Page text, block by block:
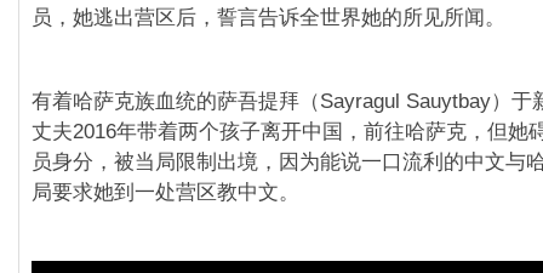
员，她逃出营区后，誓言告诉全世界她的所见所闻。
有着哈萨克族血统的萨吾提拜（Sayragul Sauytbay）于
丈夫2016年带着两个孩子离开中国，前往哈萨克，但她
员身分，被当局限制出境，因为能说一口流利的中文与
局要求她到一处营区教中文。